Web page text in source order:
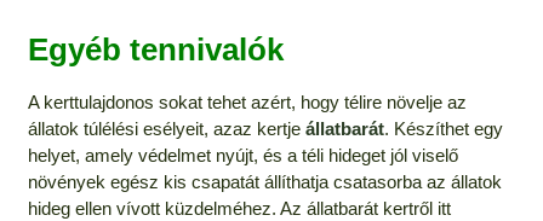
Egyéb tennivalók
A kerttulajdonos sokat tehet azért, hogy télire növelje az
állatok túlélési esélyeit, azaz kertje állatbarát. Készíthet egy
helyet, amely védelmet nyújt, és a téli hideget jól viselő
növények egész kis csapatát állíthatja csatasorba az állatok
hideg ellen vívott küzdelméhez. Az állatbarát kertről itt